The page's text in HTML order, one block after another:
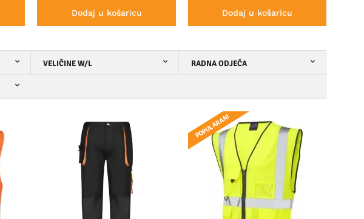
Dodaj u košaricu Dodaj u košaricu
VELIČINE W/L RADNA ODJEĆA
POPULARAN!